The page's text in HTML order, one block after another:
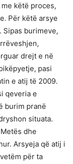
këtë proces,
Për këtë arsye
Sipas burimeve,
drejt e në
pasi
e atij të 2009.
qeveria e
burim pranë
situata.
dhe
Arsyeja që atij i
për ta